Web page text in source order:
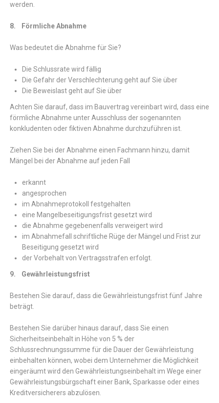
werden.
8. Förmliche Abnahme
Was bedeutet die Abnahme für Sie?
Die Schlussrate wird fällig
Die Gefahr der Verschlechterung geht auf Sie über
Die Beweislast geht auf Sie über
Achten Sie darauf, dass im Bauvertrag vereinbart wird, dass eine
förmliche Abnahme unter Ausschluss der sogenannten
konkludenten oder fiktiven Abnahme durchzuführen ist.
Ziehen Sie bei der Abnahme einen Fachmann hinzu, damit
Mängel bei der Abnahme auf jeden Fall
erkannt
angesprochen
im Abnahmeprotokoll festgehalten
eine Mangelbeseitigungsfrist gesetzt wird
die Abnahme gegebenenfalls verweigert wird
im Abnahmefall schriftliche Rüge der Mängel und Frist zur
Beseitigung gesetzt wird
der Vorbehalt von Vertragsstrafen erfolgt.
9. Gewährleistungsfrist
Bestehen Sie darauf, dass die Gewährleistungsfrist fünf Jahre
beträgt.
Bestehen Sie darüber hinaus darauf, dass Sie einen
Sicherheitseinbehalt in Höhe von 5 % der
Schlussrechnungssumme für die Dauer der Gewährleistung
einbehalten können, wobei dem Unternehmer die Möglichkeit
eingeräumt wird den Gewährleistungseinbehalt im Wege einer
Gewährleistungsbürgschaft einer Bank, Sparkasse oder eines
Kreditversicherers abzulösen.